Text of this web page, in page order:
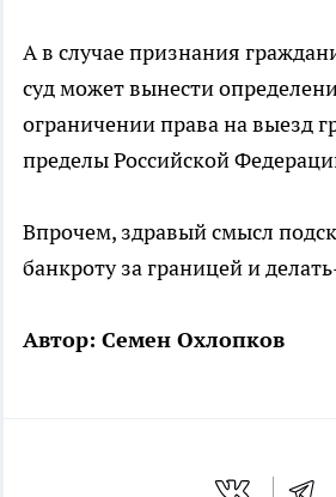
А в случае признания
суд может вынести
ограничении права на выезд
пределы Российской
Впрочем, здравый смысл
банкроту за границей и
Автор: Семен Охлопков